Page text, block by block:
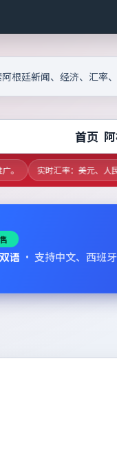
首页
实时汇率：美元、人民
语 · 支持中文、西班